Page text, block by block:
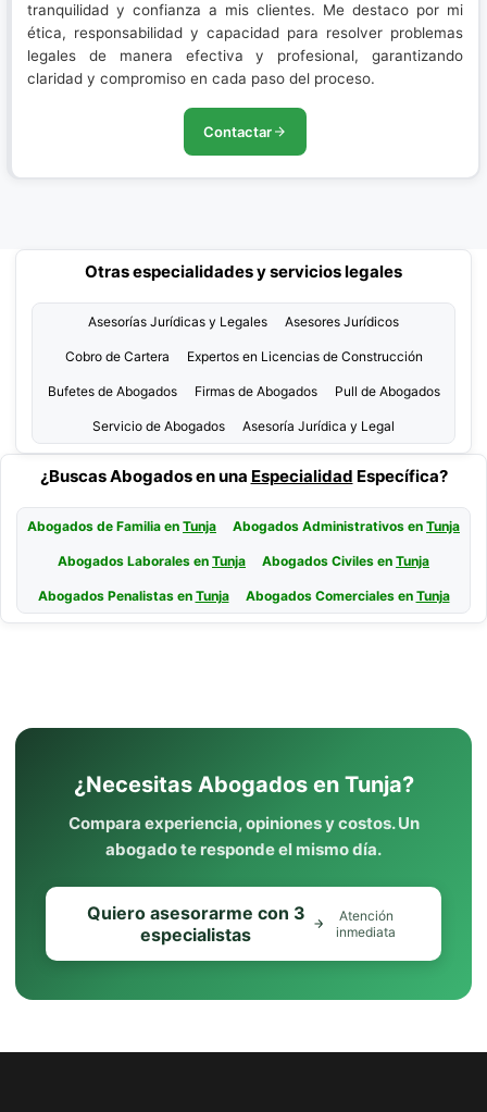
tranquilidad y confianza a mis clientes. Me destaco por mi
ética, responsabilidad y capacidad para resolver problemas
legales de manera efectiva y profesional, garantizando
claridad y compromiso en cada paso del proceso.
Contactar
Otras especialidades y servicios legales
Asesorías Jurídicas y Legales Asesores Jurídicos
Cobro de Cartera Expertos en Licencias de Construcción
Bufetes de Abogados Firmas de Abogados Pull de Abogados
Servicio de Abogados Asesoría Jurídica y Legal
¿Buscas Abogados en una Especialidad Específica?
Abogados de Familia en Tunja Abogados Administrativos en Tunja
Abogados Laborales en Tunja Abogados Civiles en Tunja
Abogados Penalistas en Tunja Abogados Comerciales en Tunja
¿Necesitas Abogados en Tunja?
Compara experiencia, opiniones y costos. Un
abogado te responde el mismo día.
Quiero asesorarme con 3
especialistas
Atención
inmediata